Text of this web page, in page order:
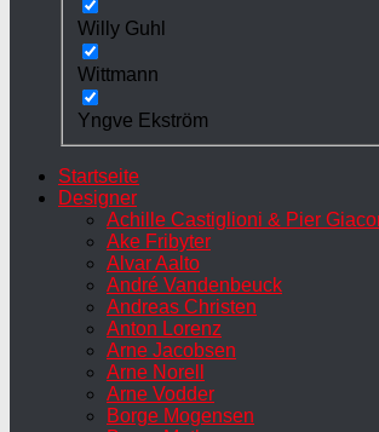
Willy Guhl
Wittmann
Yngve Ekström
Startseite
Designer
Achille Castiglioni & Pier
Ake Fribyter
Alvar Aalto
André Vandenbeuck
Andreas Christen
Anton Lorenz
Arne Jacobsen
Arne Norell
Arne Vodder
Borge Mogensen